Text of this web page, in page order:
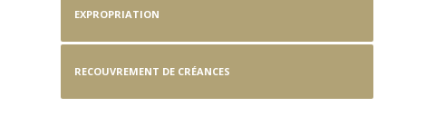
EXPROPRIATION
RECOUVREMENT DE CRÉANCES